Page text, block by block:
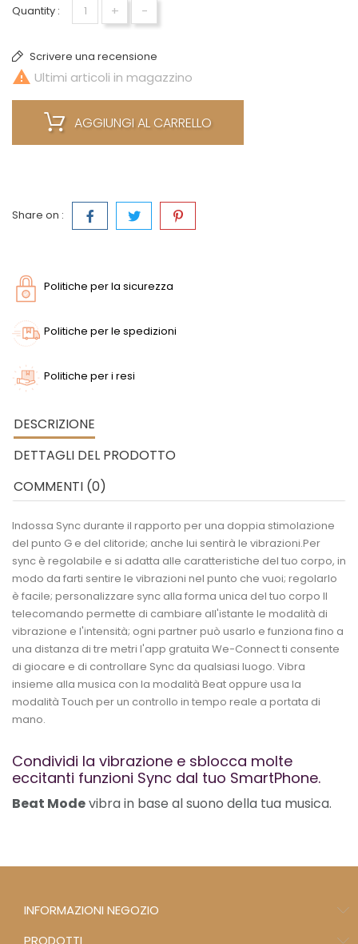
Quantity : + -
Scrivere una recensione
 Ultimi articoli in magazzino
AGGIUNGI AL CARRELLO
Share on :
Politiche per la sicurezza
Politiche per le spedizioni
Politiche per i resi
DESCRIZIONE
DETTAGLI DEL PRODOTTO
COMMENTI (0)
Indossa Sync durante il rapporto per una doppia stimolazione
del punto G e del clitoride; anche lui sentirà le vibrazioni.Per
sync è regolabile e si adatta alle caratteristiche del tuo corpo, in
modo da farti sentire le vibrazioni nel punto che vuoi; regolarlo
è facile; personalizzare sync alla forma unica del tuo corpo Il
telecomando permette di cambiare all'istante le modalità di
vibrazione e l'intensità; ogni partner può usarlo e funziona fino a
una distanza di tre metri l'app gratuita We-Connect ti consente
di giocare e di controllare Sync da qualsiasi luogo. Vibra
insieme alla musica con la modalità Beat oppure usa la
modalità Touch per un controllo in tempo reale a portata di
mano.
Condividi la vibrazione e sblocca molte
eccitanti funzioni Sync dal tuo SmartPhone.
Beat Modevibra in base al suono della tua musica.
INFORMAZIONI NEGOZIO
PRODOTTI